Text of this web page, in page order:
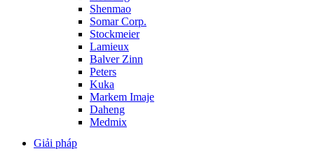
Shenmao
Somar Corp.
Stockmeier
Lamieux
Balver Zinn
Peters
Kuka
Markem Imaje
Daheng
Medmix
Giải pháp